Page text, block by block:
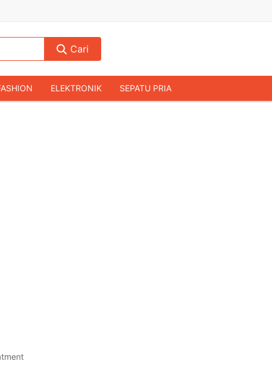
Cari
ELEKTRONIK SEPATU PRIA